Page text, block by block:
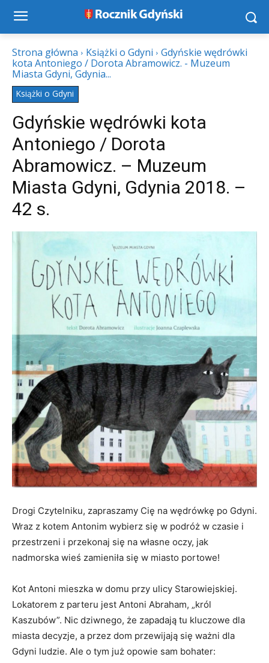
Strona główna Książki o Gdyni
Gdyńskie wędrówki
kota Antoniego / Dorota Abramowicz. - Muzeum
Miasta Gdyni, Gdynia...
Książki o Gdyni
Gdyńskie wędrówki kota
Antoniego / Dorota
Abramowicz. – Muzeum
Miasta Gdyni, Gdynia 2018. –
42 s.
Drogi Czytelniku, zapraszamy Cię na wędrówkę po Gdyni.
Wraz z kotem Antonim wybierz się w podróż w czasie i
przestrzeni i przekonaj się na własne oczy, jak
nadmorska wieś zamieniła się w miasto portowe!
Kot Antoni mieszka w domu przy ulicy Starowiejskiej.
Lokatorem z parteru jest Antoni Abraham, „król
Kaszubów”. Nic dziwnego, że zapadają tu kluczowe dla
miasta decyzje, a przez dom przewijają się ważni dla
Gdyni ludzie. Ale o tym już opowie sam bohater: